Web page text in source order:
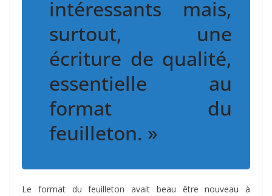
intéressants mais,
surtout, une
écriture de qualité,
essentielle au
format du
feuilleton. »
Le format du feuilleton avait beau être nouveau à